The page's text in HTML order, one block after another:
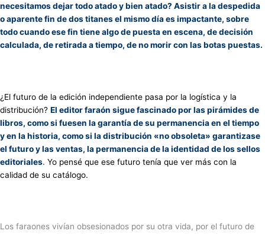
necesitamos dejar todo atado y bien atado? Asistir a la despedida
o aparente fin de dos titanes el mismo día es impactante, sobre
todo cuando ese fin tiene algo de puesta en escena, de decisión
calculada, de retirada a tiempo, de no morir con las botas puestas.
¿El futuro de la edición independiente pasa por la logística y la
distribución? El editor faraón sigue fascinado por las pirámides de
libros, como si fuesen la garantía de su permanencia en el tiempo
y en la historia, como si la distribución «no obsoleta» garantizase
el futuro y las ventas, la permanencia de la identidad de los sellos
editoriales. Yo pensé que ese futuro tenía que ver más con la
calidad de su catálogo.
Los faraones vivían obsesionados por su otra vida, por el futuro de